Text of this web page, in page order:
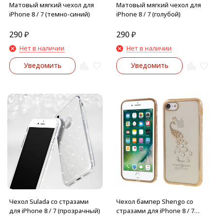
Матовый мягкий чехол для
iPhone 8 / 7 (темно-синий)
290₽
Нет в наличии
Уведомить
Матовый мягкий чехол для
iPhone 8 / 7 (голубой)
290₽
Нет в наличии
Уведомить
Чехол Sulada со стразами
для iPhone 8 / 7 (прозрачный)
Чехол бампер Shengo со
стразами для iPhone 8 / 7